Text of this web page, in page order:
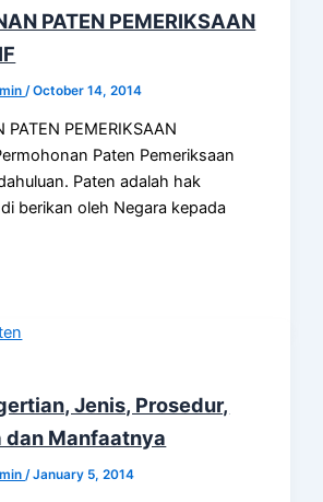
PATEN PEMERIKSAAN
/October 14, 2014
PATEN PEMERIKSAAN
Paten Pemeriksaan
Paten adalah hak
berikan oleh Negara kepada
Jenis, Prosedur,
dan Manfaatnya
/January 5, 2014